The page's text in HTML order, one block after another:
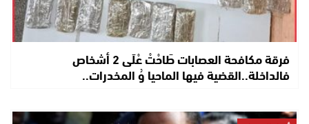
فرقة مكافحة العصابات طَاحْتْ عْلَى 2 أشخاص
فالداخلة..القضية فيها الماحيا وُ المخدرات..